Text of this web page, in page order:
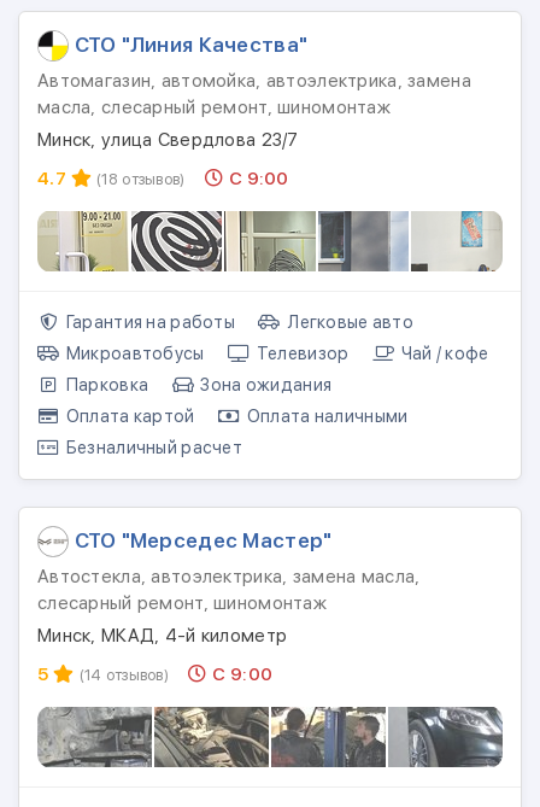
СТО "Линия Качества"
Автомагазин, автомойка, автоэлектрика, замена
масла, слесарный ремонт, шиномонтаж
Минск, улица Свердлова 23/7
4.7
(18 отзывов) С 9:00
Гарантия на работы
Легковые авто
Микроавтобусы
Телевизор
Чай / кофе
Парковка
Зона ожидания
Оплата картой
Оплата наличными
Безналичный расчет
СТО "Мерседес Мастер"
Автостекла, автоэлектрика, замена масла,
слесарный ремонт, шиномонтаж
Минск, МКАД, 4-й километр
5
(14 отзывов) С 9:00